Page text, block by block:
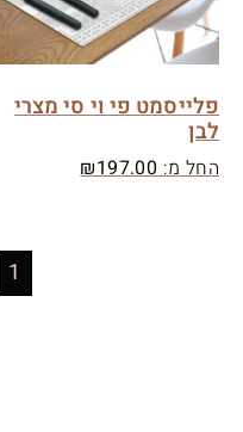
פלייסמט פי וי סי מצרי
לבן
החל מ: ₪197.00
1